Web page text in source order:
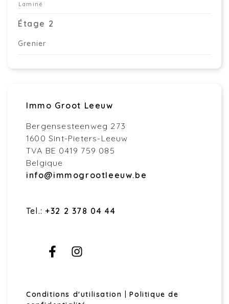
Laminé
Étage 2
Grenier
Immo Groot Leeuw
Bergensesteenweg 273
1600 Sint-Pieters-Leeuw
TVA BE 0419 759 085
Belgique
info@immogrootleeuw.be
Tel.: +32 2 378 04 44
Conditions d'utilisation |Politique de